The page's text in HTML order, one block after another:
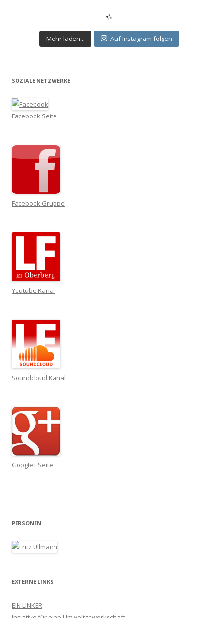
Mehr laden... Auf Instagram folgen
SOZIALE NETZWERKE
Facebook Seite
Facebook Gruppe
Youtube Kanal
Soundcloud Kanal
Google+ Seite
PERSONEN
EXTERNE LINKS
EIN LINKER